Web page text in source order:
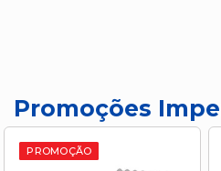
Promoções
PROMOÇÃO